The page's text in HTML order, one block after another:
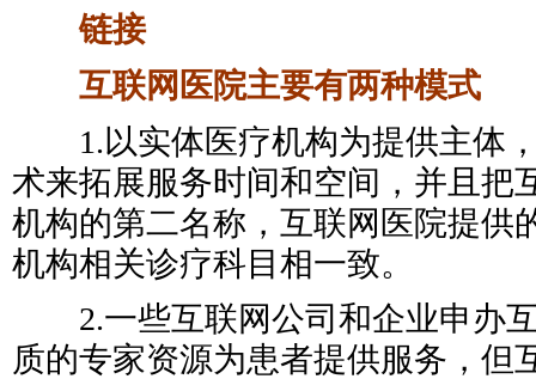
链接
互联网医院主要有两种模式
1.以实体医疗机构为提供主体
术来拓展服务时间和空间，并且把
机构的第二名称，互联网医院提供
机构相关诊疗科目相一致。
2.一些互联网公司和企业申办
质的专家资源为患者提供服务，但